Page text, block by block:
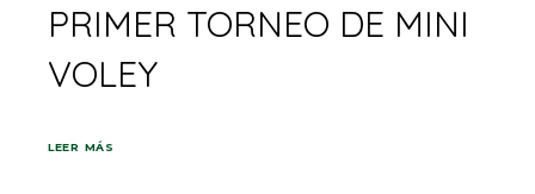
PRIMER TORNEO DE MINI
VOLEY
LEER MÁS